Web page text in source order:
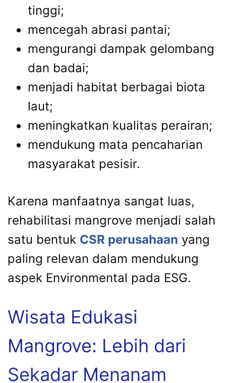
tinggi;
mencegah abrasi pantai;
mengurangi dampak gelombang
dan badai;
menjadi habitat berbagai biota
laut;
meningkatkan kualitas perairan;
mendukung mata pencaharian
masyarakat pesisir.
Karena manfaatnya sangat luas,
rehabilitasi mangrove menjadi salah
satu bentuk CSR perusahaan yang
paling relevan dalam mendukung
aspek Environmental pada ESG.
Wisata Edukasi
Mangrove: Lebih dari
Sekadar Menanam